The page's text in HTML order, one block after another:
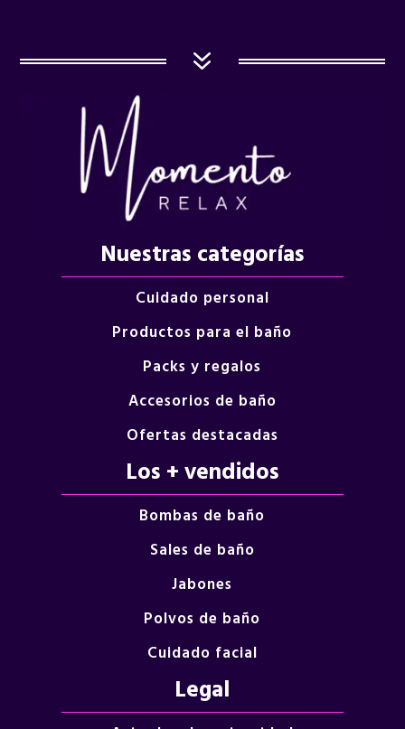
7
Nuestras categorías
Cuidado personal
Productos para el baño
Packs y regalos
Accesorios de baño
Ofertas destacadas
Los + vendidos
Bombas de baño
Sales de baño
Jabones
Polvos de baño
Cuidado facial
Legal